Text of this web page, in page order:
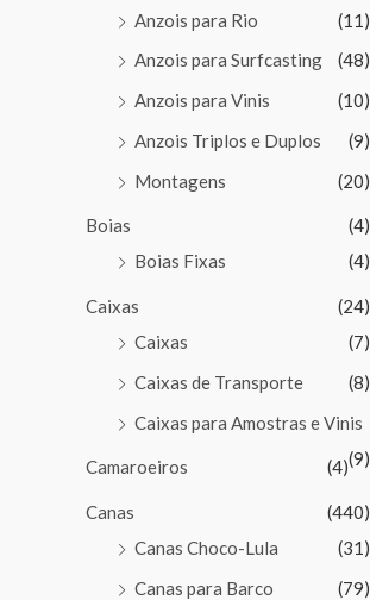
Anzois para Rio
(11)
Anzois para Surfcasting
(48)
Anzois para Vinis
(10)
Anzois Triplos e Duplos
(9)
Montagens
(20)
Boias
(4)
Boias Fixas
(4)
Caixas
(24)
Caixas
(7)
Caixas de Transporte
(8)
Caixas para Amostras e Vinis
(9)
Camaroeiros (4)
Canas
(440)
Canas Choco-Lula
(31)
Canas para Barco
(79)